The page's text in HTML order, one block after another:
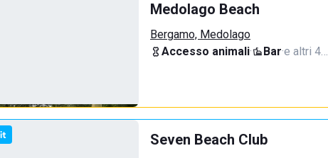
Medolago Beach
Bergamo, Medolago
Accesso animali· Bar·e altri 4…
Seven Beach Club